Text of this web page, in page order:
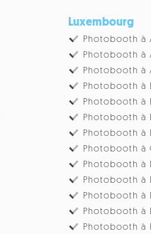
Luxembourg
Photobooth à
Photobooth à
Photobooth à
Photobooth à
Photobooth à
Photobooth à
Photobooth à
Photobooth à
Photobooth à
Photobooth à
Photobooth à
Photobooth à
Photobooth à